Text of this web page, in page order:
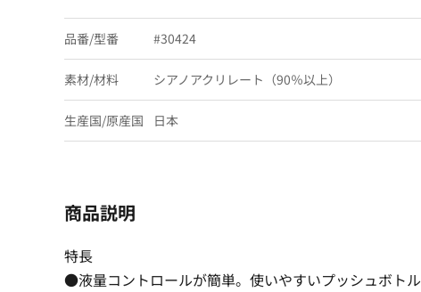
品番/型番 #30424
素材/材料 シアノアクリレート（90％以上）
生産国/原産国 日本
商品説明
特長
●液量コントロールが簡単。使いやすいプッシュボトル